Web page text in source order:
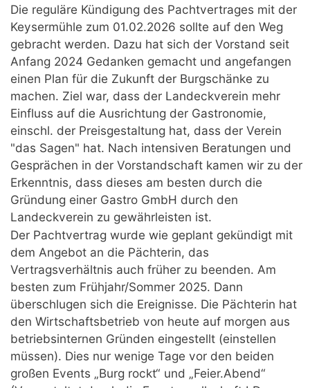
Die reguläre Kündigung des Pachtvertrages mit der
Keysermühle zum 01.02.2026 sollte auf den Weg
gebracht werden. Dazu hat sich der Vorstand seit
Anfang 2024 Gedanken gemacht und angefangen
einen Plan für die Zukunft der Burgschänke zu
machen. Ziel war, dass der Landeckverein mehr
Einfluss auf die Ausrichtung der Gastronomie,
einschl. der Preisgestaltung hat, dass der Verein
"das Sagen" hat. Nach intensiven Beratungen und
Gesprächen in der Vorstandschaft kamen wir zu der
Erkenntnis, dass dieses am besten durch die
Gründung einer Gastro GmbH durch den
Landeckverein zu gewährleisten ist.
Der Pachtvertrag wurde wie geplant gekündigt mit
dem Angebot an die Pächterin, das
Vertragsverhältnis auch früher zu beenden. Am
besten zum Frühjahr/Sommer 2025. Dann
überschlugen sich die Ereignisse. Die Pächterin hat
den Wirtschaftsbetrieb von heute auf morgen aus
betriebsinternen Gründen eingestellt (einstellen
müssen). Dies nur wenige Tage vor den beiden
großen Events „Burg rockt“ und „Feier.Abend“